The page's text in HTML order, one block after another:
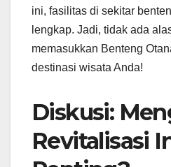
ini, fasilitas di sekitar
lengkap. Jadi, tidak ada
memasukkan Benteng
destinasi wisata Anda!
Diskusi:
Revitalisasi